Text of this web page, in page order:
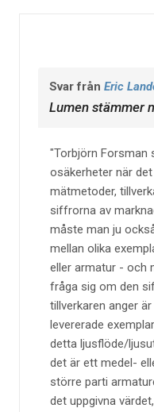
Svar från Eric
Lumen stämmer
Torbjörn Forsman
osäkerheter när
mätmetoder,
siffrorna av
måste man ju
mellan olika
eller armatur - och
fråga sig om den
tillverkaren anger
levererade
detta ljusflöde/
det är ett medel-
större parti
det uppgivna